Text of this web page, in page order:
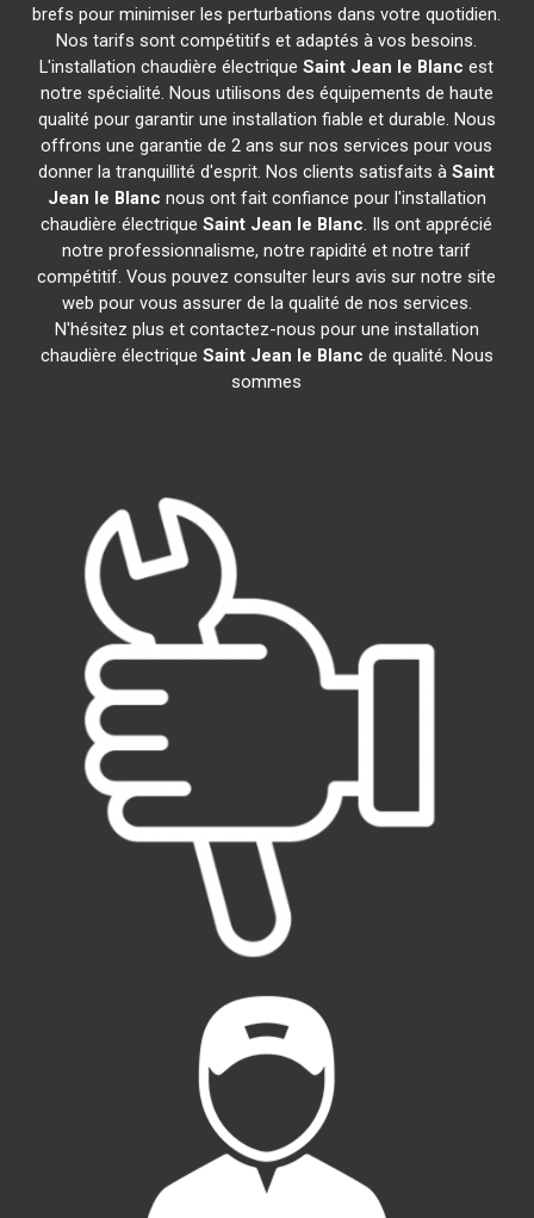
brefs pour minimiser les perturbations dans votre quotidien.
Nos tarifs sont compétitifs et adaptés à vos besoins.
L'installation chaudière électriqueSaint Jean le Blanc est
notre spécialité. Nous utilisons des équipements de haute
qualité pour garantir une installation fiable et durable. Nous
offrons une garantie de 2 ans sur nos services pour vous
donner la tranquillité d'esprit. Nos clients satisfaits àSaint
Jean le Blanc nous ont fait confiance pour l'installation
chaudière électriqueSaint Jean le Blanc. Ils ont apprécié
notre professionnalisme, notre rapidité et notre tarif
compétitif. Vous pouvez consulter leurs avis sur notre site
web pour vous assurer de la qualité de nos services.
N'hésitez plus et contactez-nous pour une installation
chaudière électrique Saint Jean le Blanc de qualité. Nous
sommes